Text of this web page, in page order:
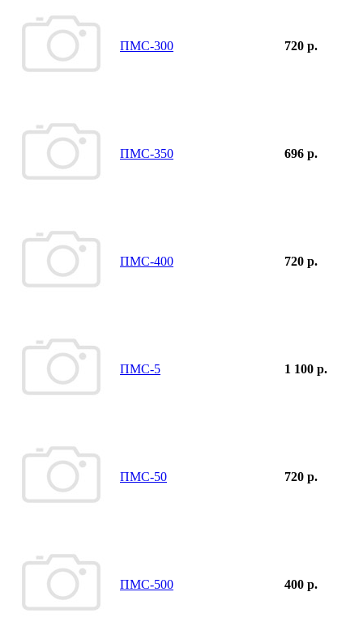
ПМС-300 720 р.
ПМС-350 696 р.
ПМС-400 720 р.
ПМС-5 1 100 р.
ПМС-50 720 р.
ПМС-500 400 р.